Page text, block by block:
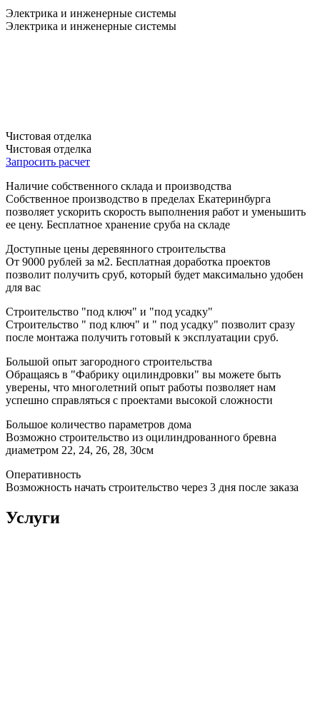
Электрика и инженерные системы
Электрика и инженерные системы
Чистовая отделка
Чистовая отделка
Запросить расчет
Наличие собственного склада и производства
Собственное производство в пределах Екатеринбурга
позволяет ускорить скорость выполнения работ и уменьшить
ее цену. Бесплатное хранение сруба на складе
Доступные цены деревянного строительства
От 9000 рублей за м2. Бесплатная доработка проектов
позволит получить сруб, который будет максимально удобен
для вас
Строительство "под ключ" и "под усадку"
Строительство " под ключ" и " под усадку" позволит сразу
после монтажа получить готовый к эксплуатации сруб.
Большой опыт загородного строительства
Обращаясь в "Фабрику оцилиндровки" вы можете быть
уверены, что многолетний опыт работы позволяет нам
успешно справляться с проектами высокой сложности
Большое количество параметров дома
Возможно строительство из оцилиндрованного бревна
диаметром 22, 24, 26, 28, 30см
Оперативность
Возможность начать строительство через 3 дня после заказа
Услуги